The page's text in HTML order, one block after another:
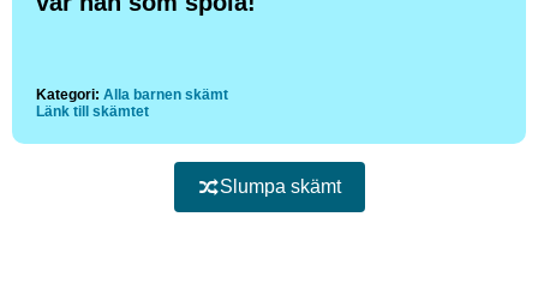
Kategori: Alla barnen skämt
Länk till skämtet
Slumpa skämt